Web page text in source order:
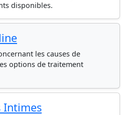
disponibles.
les causes de
options de traitement
Intimes